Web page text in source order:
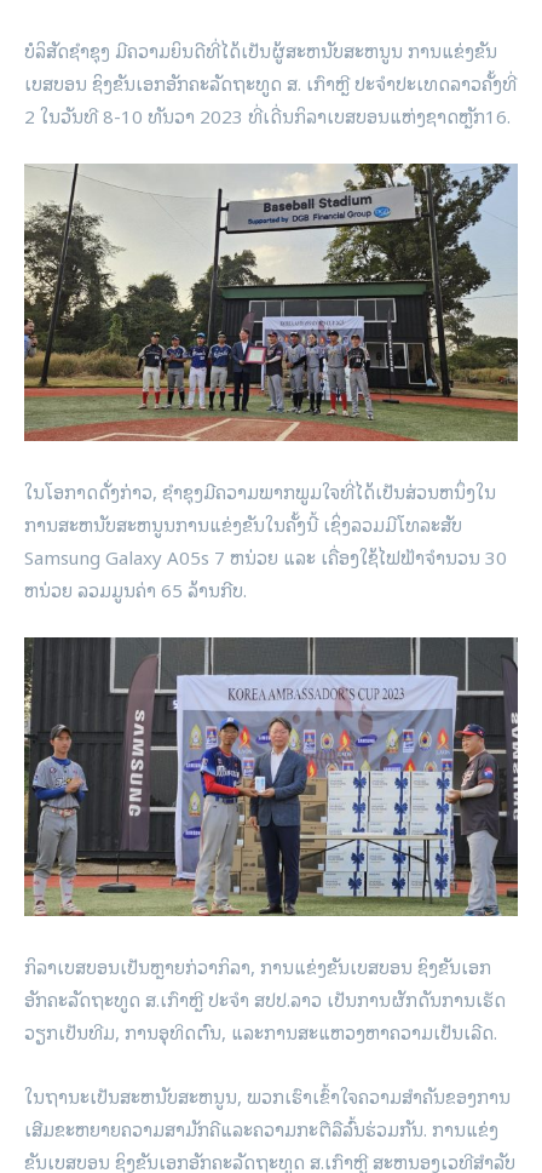
ບໍລິສັດຊໍາຊຸງ ມີຄວາມຍິນດີທີ່ໄດ້ເປັນຜູ້ສະຫນັບສະຫນູນ ການແຂ່ງຂັນ
ເບສບອນ ຊິງຂັນເອກອັກຄະລັດຖະທູດ ສ. ເກົາຫຼີ ປະຈຳປະເທດລາວຄັ້ງທີ່
2 ໃນວັນທີ 8-10 ທັນວາ 2023 ທີ່ເດີ່ນກິລາເບສບອນແຫ່ງຊາດຫຼັກ16.
ໃນໂອກາດດັ່ງກ່າວ, ຊໍາຊຸງມີຄວາມພາກພູມໃຈທີ່ໄດ້ເປັນສ່ວນຫນຶ່ງໃນ
ການສະຫນັບສະຫນູນການແຂ່ງຂັນໃນຄັ້ງນີ້ ເຊິ່ງລວມມີໂທລະສັບ
Samsung Galaxy A05s 7 ຫນ່ວຍ ແລະ ເຄື່ອງໃຊ້ໄຟຟ້າຈໍານວນ 30
ຫນ່ວຍ ລວມມູນຄ່າ 65 ລ້ານກີບ.
ກິລາເບສບອນເປັນຫຼາຍກ່ວາກິລາ, ການແຂ່ງຂັນເບສບອນ ຊິງຂັນເອກ
ອັກຄະລັດຖະທູດ ສ.ເກົາຫຼີ ປະຈຳ ສປປ.​ລາວ ເປັນການຜັກດັນການເຮັດ
ວຽກເປັນທີມ, ການອຸທິດຕົນ, ແລະການສະແຫວງຫາຄວາມເປັນເລີດ.
ໃນຖານະເປັນສະຫນັບສະຫນູນ, ພວກເຮົາເຂົ້າໃຈຄວາມສໍາຄັນຂອງການ
ເສີມຂະຫຍາຍຄວາມສາມັກຄີແລະຄວາມກະຕືລືລົ້ນຮ່ວມກັນ. ການແຂ່ງ
ຂັນເບສບອນ ຊິງຂັນເອກອັກຄະລັດຖະທູດ ສ.ເກົາຫຼີ ສະຫນອງເວທີສໍາລັບ